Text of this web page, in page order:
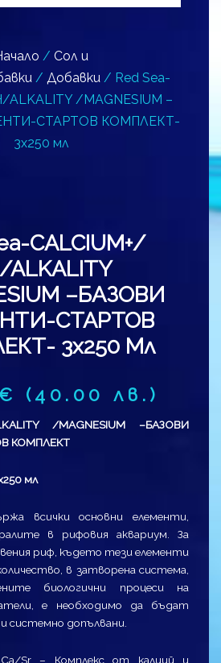
/ Сол и
/ Добавки / Red Sea-
ALKALITY /MAGNESIUM –
СТАРТОВ КОМПЛЕКТ-
3х250 мл
CALCIUM+/
ALKALITY
–БАЗОВИ
СТАРТОВ
3х250 Мл
(40.00 лв.)
/MAGNESIUM –БАЗОВИ
КОМПЛЕКТ
мл
всички основни елементи,
в рифовия аквариум. За
риф, където тези елементи
в затворена система,
биологични процеси на
е необходимо да бъдат
системно допълвани.
Sr – Комплекс от калций и